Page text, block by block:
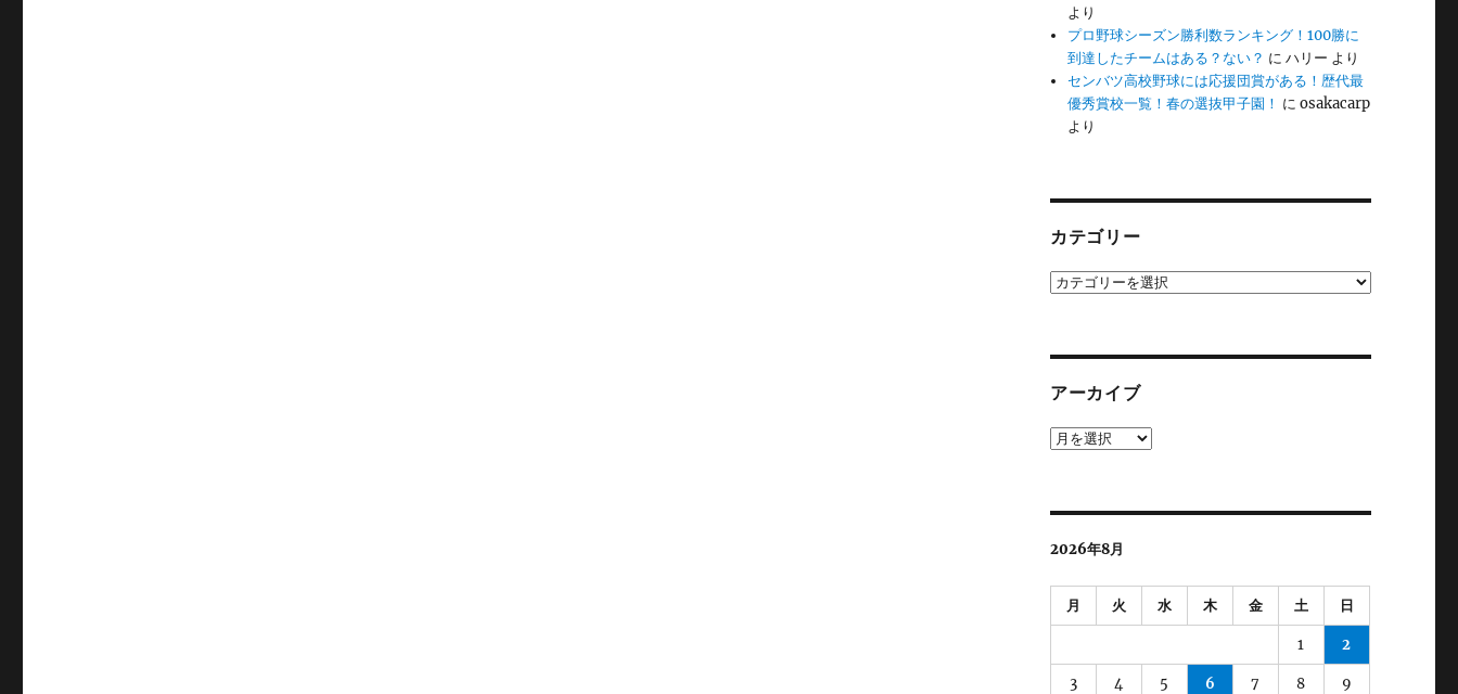
より
プロ野球シーズン勝利数ランキング！100勝に
到達したチームはある？ない？ にハリー より
センバツ高校野球には応援団賞がある！歴代最
優秀賞校一覧！春の選抜甲子園！ にosakacarp
より
カテゴリー
カ
アーカイブ
ア
2026年8月
月 火 水 木 金 土 日
1 2
3 4 5 6 7 8 9